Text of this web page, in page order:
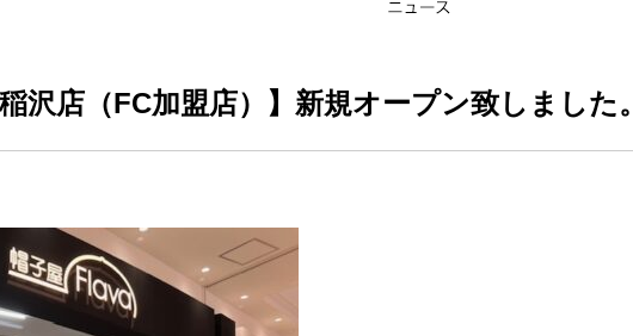
沢店（FC加盟店）】新規オープン致しました。